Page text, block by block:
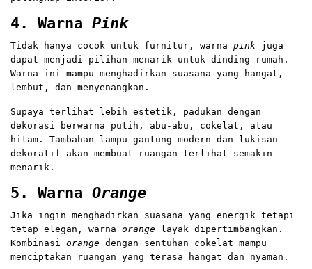
4. Warna Pink
Tidak hanya cocok untuk furnitur, warna pink juga
dapat menjadi pilihan menarik untuk dinding rumah.
Warna ini mampu menghadirkan suasana yang hangat,
lembut, dan menyenangkan.
Supaya terlihat lebih estetik, padukan dengan
dekorasi berwarna putih, abu-abu, cokelat, atau
hitam. Tambahan lampu gantung modern dan lukisan
dekoratif akan membuat ruangan terlihat semakin
menarik.
5. Warna Orange
Jika ingin menghadirkan suasana yang energik tetapi
tetap elegan, warna orange layak dipertimbangkan.
Kombinasi orange dengan sentuhan cokelat mampu
menciptakan ruangan yang terasa hangat dan nyaman.